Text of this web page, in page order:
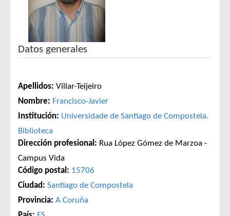
Datos generales
Apellidos: Villar-Teijeiro
Nombre: Francisco-Javier
Institución: Universidade de Santiago de Compostela.
Biblioteca
Dirección profesional: Rua López Gómez de Marzoa -
Campus Vida
Código postal: 15706
Ciudad: Santiago de Compostela
Provincia: A Coruña